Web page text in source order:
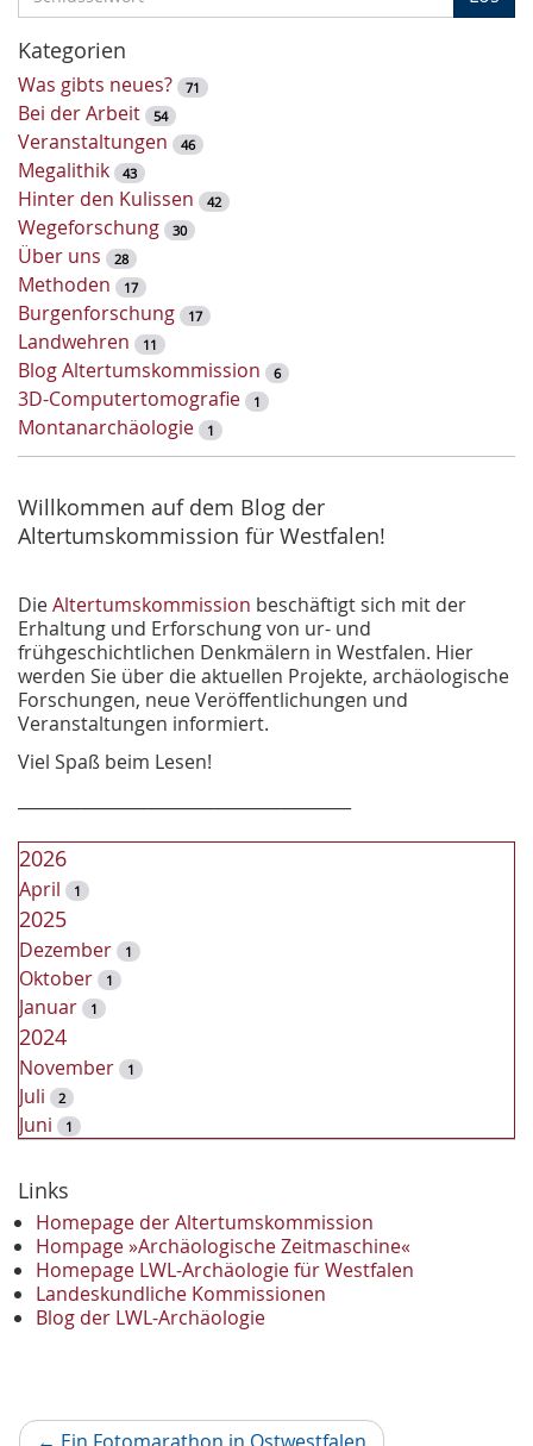
c
h
l
ü
s
s
e
l
w
o
r
t
-
S
u
c
e
Kategorien
Was gibts neues? 71
Bei der Arbeit 54
Veranstaltungen 46
Megalithik 43
Hinter den Kulissen 42
Wegeforschung 30
Über uns 28
Methoden 17
Burgenforschung 17
Landwehren 11
Blog Altertumskommission 6
3D-Computertomografie 1
Montanarchäologie 1
Willkommen auf dem Blog der
Altertumskommission für Westfalen!
DieAltertumskommission beschäftigt sich mit der
Erhaltung und Erforschung von ur- und
frühgeschichtlichen Denkmälern in Westfalen. Hier
werden Sie über die aktuellen Projekte, archäologische
Forschungen, neue Veröffentlichungen und
Veranstaltungen informiert.
Viel Spaß beim Lesen!
2026
April 1
2025
Dezember 1
Oktober 1
Januar 1
2024
November 1
Juli 2
Juni 1
Dezember
November 2
Oktober 1
September 2
August 1
Mai 1
2022
Links
Homepage der Altertumskommission
Hompage »Archäologische Zeitmaschine«
Homepage LWL-Archäologie für Westfalen
Landeskundliche Kommissionen
Blog der LWL-Archäologie
Vorheriger